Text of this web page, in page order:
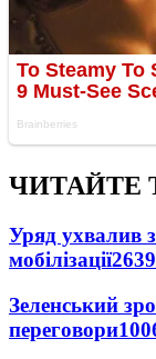
ЧИТАЙТЕ
Уряд ухвалив
мобілізації
Зеленський
переговори